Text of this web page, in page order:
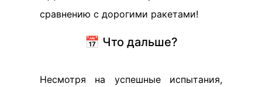
сравнению с дорогими ракетами!
📅 Что дальше?
Несмотря на успешные испытания,